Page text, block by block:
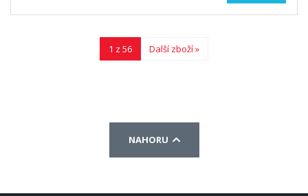
1 z 56 Další zboží »
NAHORU